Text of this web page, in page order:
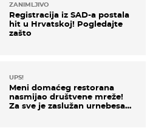
ZANIMLJIVO
Registracija iz SAD-a postala
hit u Hrvatskoj! Pogledajte
zašto
UPS!
Meni domaćeg restorana
nasmijao društvene mreže!
Za sve je zaslužan urnebesan